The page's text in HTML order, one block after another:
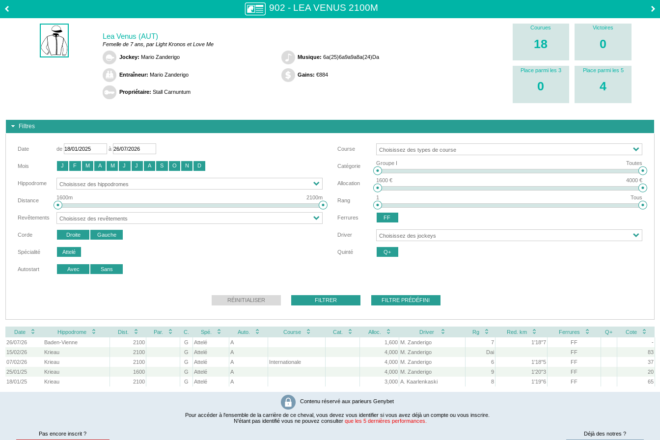
902 - LEA VENUS 2100M
Lea Venus (AUT)
Femelle de 7 ans, par Light Kronos et Love Me
Jockey: Mario Zanderigo
Entraîneur: Mario Zanderigo
Propriétaire: Stall Carnuntum
Musique: 6a(25)6a9a9a8a(24)Da
Gains: €884
Courues
18
Victoires
0
Place parmi les 3
0
Place parmi les 5
4
Filtres
Date de à
Mois J F M A M J J A S O N D
Hippodrome
Distance 1600m 2100m
Revêtements
Corde Droite Gauche
Spécialité Attelé
Autostart Avec Sans
Course
Catégorie Groupe I Toutes
Allocation 1600 € 4000 €
Rang 1 Tous
Ferrures FF
Driver
Quinté Q+
RÉINITIALISER FILTRER FILTRE PRÉDÉFINI
Date Hippodrome Dist. Par. C. Spé. Auto. Course Cat. Alloc. Driver Rg Red. km Ferrures Q+
Cote
26/07/26
Baden-Vienne 2100 G Attelé A 1,600 M. Zanderigo 7 1'18''7 FF
-
15/02/26
Krieau 2100 G Attelé A 4,000 M. Zanderigo Dai FF
83
07/02/26
Krieau 2100 G Attelé A Internationale 4,000 M. Zanderigo 6 1'18''5 FF
37
25/01/25
Krieau 1600 G Attelé A 4,000 M. Zanderigo 9 1'20''3 FF
20
18/01/25
Krieau 2100 G Attelé A 3,000 A. Kaarlenkaski 8 1'19''6 FF 65
Contenu réservé aux parieurs Genybet
Pour accéder à l'ensemble de la carrière de ce cheval, vous devez vous identifier si vous avez déjà un compte ou vous inscrire.
N'étant pas identifié vous ne pouvez consulter que les 5 dernières performances.
Déjà des notres ?
Pas encore inscrit ?